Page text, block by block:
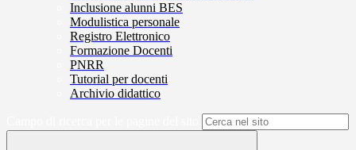
Inclusione alunni BES
Modulistica personale
Registro Elettronico
Formazione Docenti
PNRR
Tutorial per docenti
Archivio didattico